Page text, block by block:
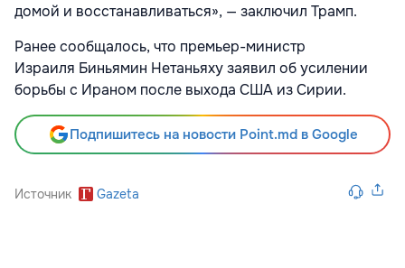
домой и восстанавливаться», — заключил Трамп.
Ранее сообщалось, что премьер-министр
Израиля Биньямин Нетаньяху заявил об усилении
борьбы с Ираном после выхода США из Сирии.
Подпишитесь на новости Point.md в Google
Источник Gazeta